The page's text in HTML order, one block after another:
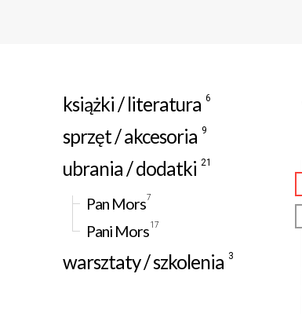
książki / literatura 6
sprzęt / akcesoria 9
ubrania / dodatki 21
Pan Mors7
Pani Mors17
warsztaty / szkolenia 3